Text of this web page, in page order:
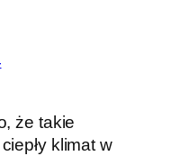
że takie
klimat w